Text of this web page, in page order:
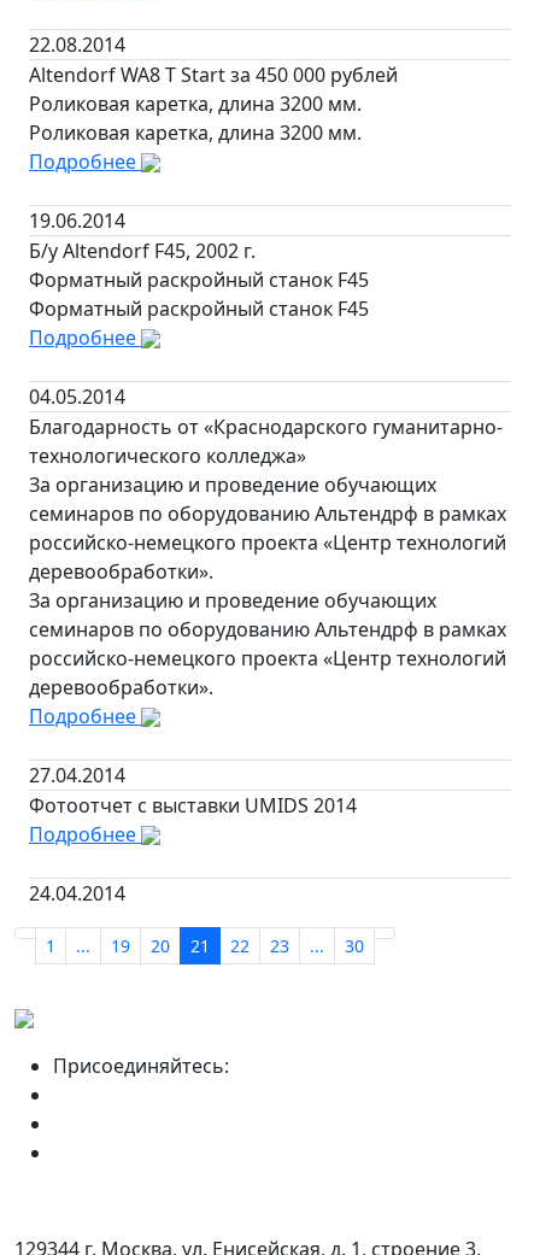
22.08.2014
Altendorf WA8 T Start за 450 000 рублей
Роликовая каретка, длина 3200 мм.
Роликовая каретка, длина 3200 мм.
Подробнее
19.06.2014
Б/у Altendorf F45, 2002 г.
Форматный раскройный станок F45
Форматный раскройный станок F45
Подробнее
04.05.2014
Благодарность от «Краснодарского гуманитарно-
технологического колледжа»
За организацию и проведение обучающих
семинаров по оборудованию Альтендрф в рамках
российско-немецкого проекта «Центр технологий
деревообработки».
За организацию и проведение обучающих
семинаров по оборудованию Альтендрф в рамках
российско-немецкого проекта «Центр технологий
деревообработки».
Подробнее
27.04.2014
Фотоотчет с выставки UMIDS 2014
Подробнее
24.04.2014
1 ... 19 20 21 22 23 ... 30
Присоединяйтесь:
129344 г. Москва, ул. Енисейская, д. 1, строение 3,